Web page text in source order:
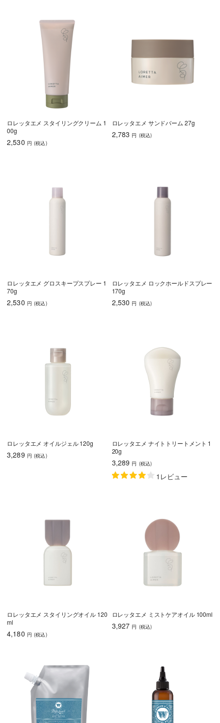
ロレッタエメ スタイリングクリーム 1
00g
2,530 円 (税込)
ロレッタエメ サンドバーム 27g
2,783 円 (税込)
ロレッタエメ グロスキープスプレー 1
70g
2,530 円 (税込)
ロレッタエメ ロックホールドスプレー
170g
2,530 円 (税込)
ロレッタエメ オイルジェル 120g
3,289 円 (税込)
ロレッタエメ ナイトトリートメント 1
20g
3,289 円 (税込)
1レビュー
ロレッタエメ スタイリングオイル 120
ml
4,180 円 (税込)
ロレッタエメ ミストケアオイル 100ml
3,927 円 (税込)